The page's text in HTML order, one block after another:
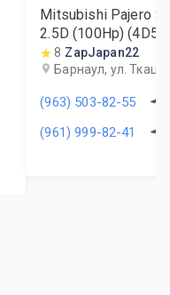
Mitsubishi Pajero
2.5D (100Hp)
8 ZapJapan22
Барнаул, ул.
(963) 503-82-55
(961) 999-82-41